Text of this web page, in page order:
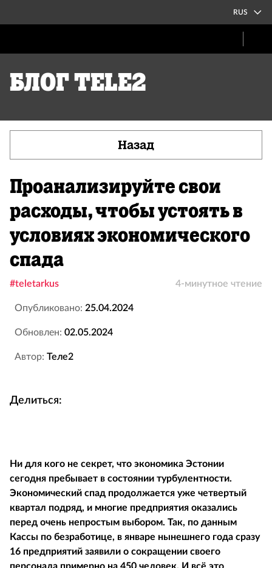
RUS
Блог Tele2
Назад
Проанализируйте свои
расходы, чтобы устоять в
условиях экономического
спада
#teletarkus 4-минутное чтение
Опубликовано: 25.04.2024
Обновлен: 02.05.2024
Автор: Теле2
Делиться:
Ни для кого не секрет, что экономика Эстонии
сегодня пребывает в состоянии турбулентности.
Экономический спад продолжается уже четвертый
квартал подряд, и многие предприятия оказались
перед очень непростым выбором. Так, по данным
Кассы по безработице, в январе нынешнего года сразу
16 предприятий заявили о сокращении своего